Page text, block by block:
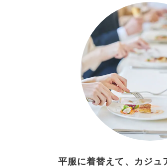
平服に着替えて、カジュ